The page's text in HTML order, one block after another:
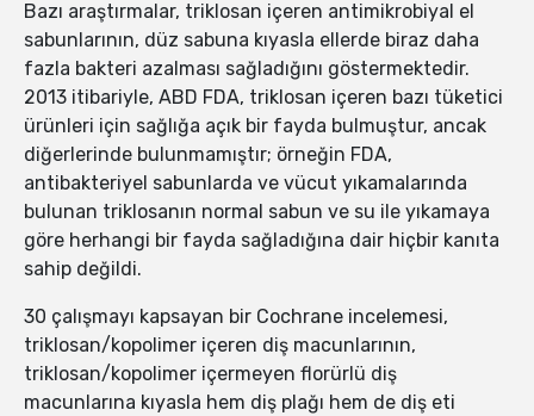
Bazı araştırmalar, triklosan içeren antimikrobiyal el
sabunlarının, düz sabuna kıyasla ellerde biraz daha
fazla bakteri azalması sağladığını göstermektedir.
2013 itibariyle, ABD FDA, triklosan içeren bazı tüketici
ürünleri için sağlığa açık bir fayda bulmuştur, ancak
diğerlerinde bulunmamıştır; örneğin FDA,
antibakteriyel sabunlarda ve vücut yıkamalarında
bulunan triklosanın normal sabun ve su ile yıkamaya
göre herhangi bir fayda sağladığına dair hiçbir kanıta
sahip değildi.
30 çalışmayı kapsayan bir Cochrane incelemesi,
triklosan/kopolimer içeren diş macunlarının,
triklosan/kopolimer içermeyen florürlü diş
macunlarına kıyasla hem diş plağı hem de diş eti